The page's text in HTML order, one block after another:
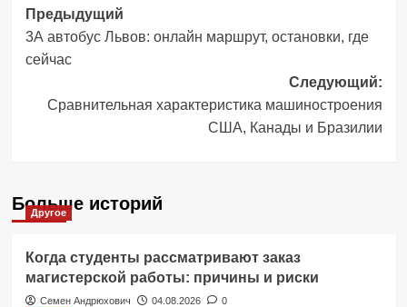
Навигация
записи
Предыдущий
3А автобус Львов: онлайн маршрут, остановки, где
сейчас
Следующий:
Сравнительная характеристика машиностроения
США, Канады и Бразилии
Больше историй
Другое
Когда студенты рассматривают заказ
магистерской работы: причины и риски
Семен Андрюхович 04.08.2026
0